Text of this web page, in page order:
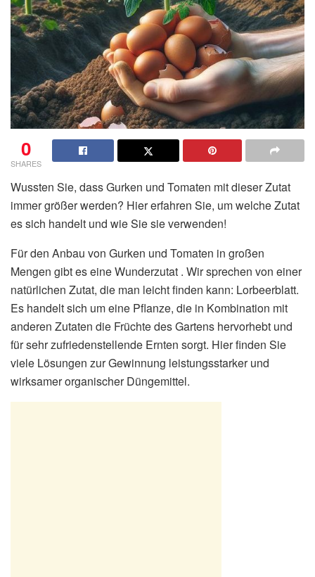
0
SHARES
Wussten Sie, dass Gurken und Tomaten mit dieser Zutat
immer größer werden? Hier erfahren Sie, um welche Zutat
es sich handelt und wie Sie sie verwenden!
Für den Anbau von Gurken und Tomaten in großen
Mengen gibt es eine Wunderzutat . Wir sprechen von einer
natürlichen Zutat, die man leicht finden kann: Lorbeerblatt.
Es handelt sich um eine Pflanze, die in Kombination mit
anderen Zutaten die Früchte des Gartens hervorhebt und
für sehr zufriedenstellende Ernten sorgt. Hier finden Sie
viele Lösungen zur Gewinnung leistungsstarker und
wirksamer organischer Düngemittel.